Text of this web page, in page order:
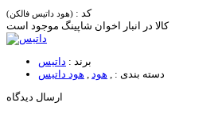
کد : (هود داتیس فالکن)
کالا در انبار اخوان شاپینگ موجود است
برند : داتیس
دسته بندی :
هود
هود داتیس
ارسال دیدگاه